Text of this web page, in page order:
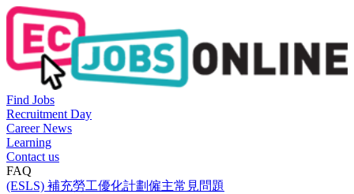
Find Jobs
Recruitment Day
Career News
Learning
Contact us
FAQ
(ESLS) 補充勞工優化計劃僱主常見問題